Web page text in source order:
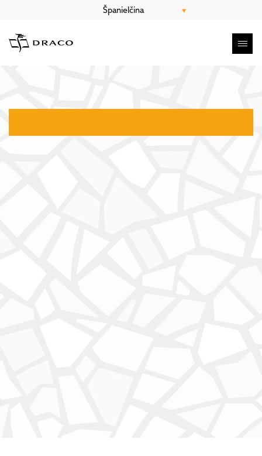
Španielčina